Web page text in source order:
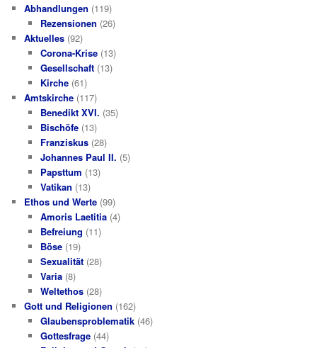
Abhandlungen (119)
Rezensionen (26)
Aktuelles (92)
Corona-Krise(13)
Gesellschaft(13)
Kirche(61)
Amtskirche (117)
Benedikt XVI. (35)
Bischöfe(13)
Franziskus(28)
Johannes Paul II. (5)
Papsttum (13)
Vatikan (13)
Ethos und Werte (99)
Amoris Laetitia(4)
Befreiung (11)
Böse(19)
Sexualität(28)
Varia(8)
Weltethos(28)
Gott und Religionen (162)
Glaubensproblematik(46)
Gottesfrage(44)